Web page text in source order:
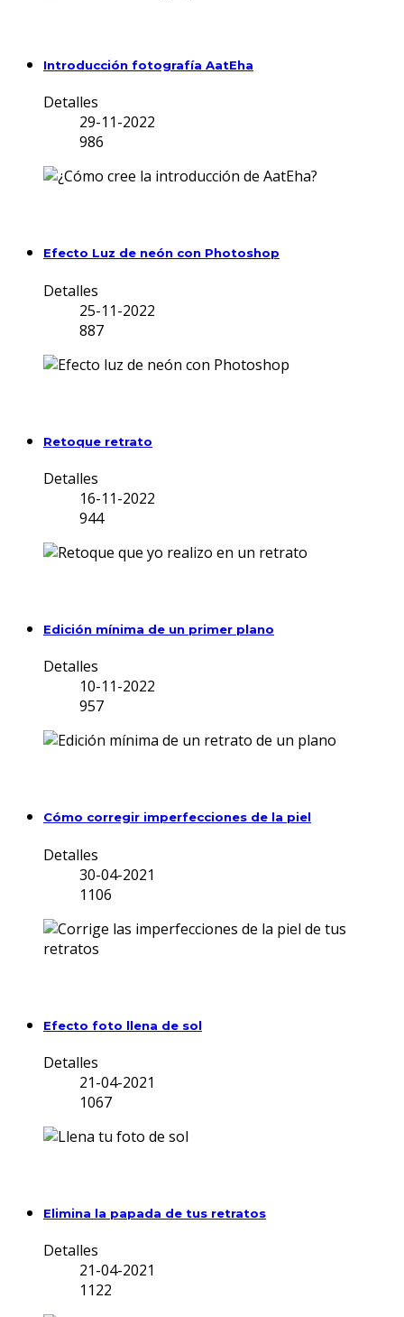
Introducción fotografía AatEha
Detalles
29-11-2022
986
Efecto Luz de neón con Photoshop
Detalles
25-11-2022
887
Retoque retrato
Detalles
16-11-2022
944
Edición mínima de un primer plano
Detalles
10-11-2022
957
Cómo corregir imperfecciones de la piel
Detalles
30-04-2021
1106
Efecto foto llena de sol
Detalles
21-04-2021
1067
Elimina la papada de tus retratos
Detalles
21-04-2021
1122